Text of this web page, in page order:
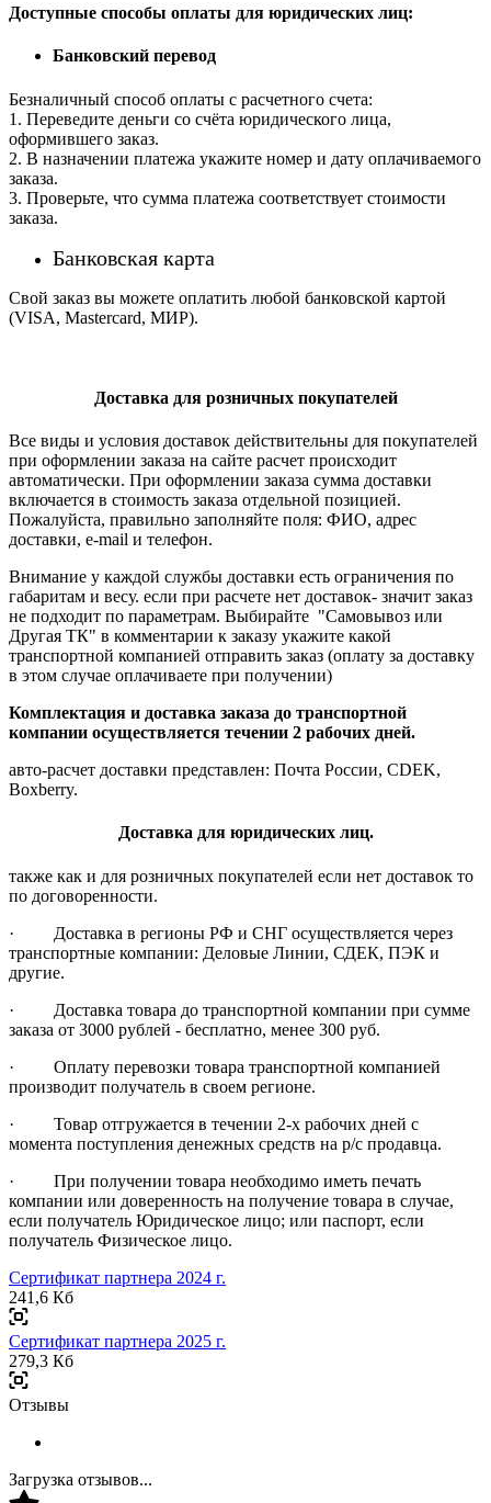
Доступные способы оплаты для юридических лиц:
Банковский перевод
Безналичный способ оплаты с расчетного счета:
1. Переведите деньги со счёта юридического лица,
оформившего заказ.
2. В назначении платежа укажите номер и дату оплачиваемого
заказа.
3. Проверьте, что сумма платежа соответствует стоимости
заказа.
Банковская карта
Свой заказ вы можете оплатить любой банковской картой
(VISA, Mastercard, МИР).
Доставка для розничных покупателей
Все виды и условия доставок действительны для покупателей
при оформлении заказа на сайте расчет происходит
автоматически. При оформлении заказа сумма доставки
включается в стоимость заказа отдельной позицией.
Пожалуйста, правильно заполняйте поля: ФИО, адрес
доставки, e-mail и телефон.
Внимание у каждой службы доставки есть ограничения по
габаритам и весу. если при расчете нет доставок- значит заказ
не подходит по параметрам. Выбирайте "Самовывоз или
Другая ТК" в комментарии к заказу укажите какой
транспортной компанией отправить заказ (оплату за доставку
в этом случае оплачиваете при получении)
Комплектация и доставка заказа до транспортной
компании осуществляется течении 2 рабочих дней.
авто-расчет доставки представлен: Почта России, CDEK,
Boxberry.
Доставка для юридических лиц.
также как и для розничных покупателей если нет доставок то
по договоренности.
· Доставка в регионы РФ и СНГ осуществляется через
транспортные компании: Деловые Линии, СДЕК, ПЭК и
другие.
· Доставка товара до транспортной компании при сумме
заказа от 3000 рублей - бесплатно, менее 300 руб.
· Оплату перевозки товара транспортной компанией
производит получатель в своем регионе.
· Товар отгружается в течении 2-х рабочих дней с
момента поступления денежных средств на р/с продавца.
· При получении товара необходимо иметь печать
компании или доверенность на получение товара в случае,
если получатель Юридическое лицо; или паспорт, если
получатель Физическое лицо.
Сертификат партнера 2024 г.
241,6 Кб
Сертификат партнера 2025 г.
279,3 Кб
Отзывы
Загрузка отзывов...